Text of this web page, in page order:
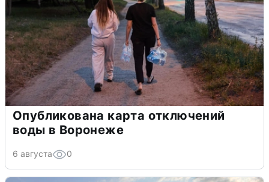
Опубликована карта отключений
воды в Воронеже
6 августа 0